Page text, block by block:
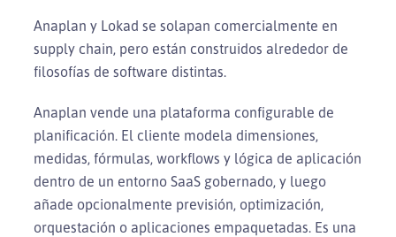
Anaplan y Lokad se solapan comercialmente en
supply chain, pero están construidos alrededor de
filosofías de software distintas.
Anaplan vende una plataforma configurable de
planificación. El cliente modela dimensiones,
medidas, fórmulas, workflows y lógica de aplicación
dentro de un entorno SaaS gobernado, y luego
añade opcionalmente previsión, optimización,
orquestación o aplicaciones empaquetadas. Es una